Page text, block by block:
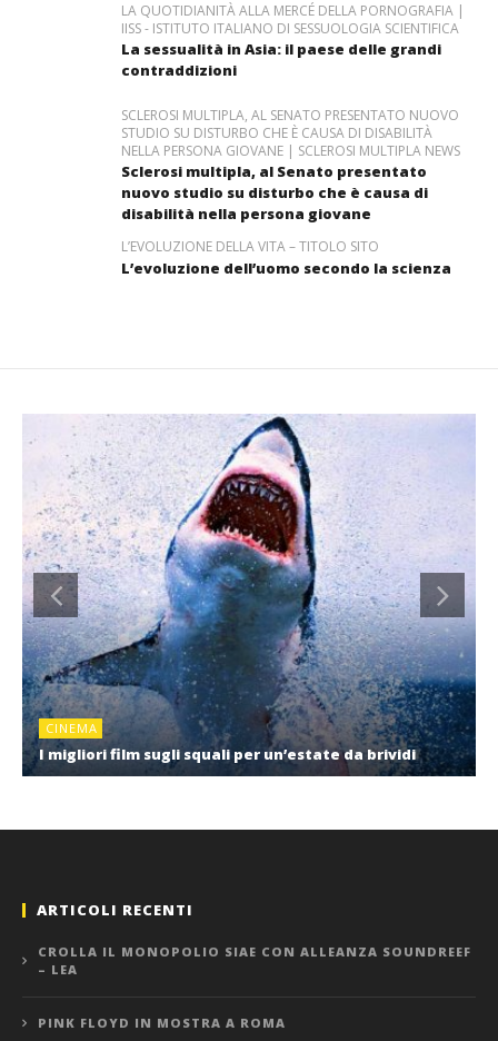
LA QUOTIDIANITÀ ALLA MERCÉ DELLA PORNOGRAFIA |
IISS - ISTITUTO ITALIANO DI SESSUOLOGIA SCIENTIFICA
La sessualità in Asia: il paese delle grandi
contraddizioni
SCLEROSI MULTIPLA, AL SENATO PRESENTATO NUOVO
STUDIO SU DISTURBO CHE È CAUSA DI DISABILITÀ
NELLA PERSONA GIOVANE | SCLEROSI MULTIPLA NEWS
Sclerosi multipla, al Senato presentato
nuovo studio su disturbo che è causa di
disabilità nella persona giovane
L’EVOLUZIONE DELLA VITA – TITOLO SITO
L’evoluzione dell’uomo secondo la scienza
CINEMA
I migliori film sugli squali per un’estate da brividi
ARTICOLI RECENTI
CROLLA IL MONOPOLIO SIAE CON ALLEANZA SOUNDREEF
– LEA
PINK FLOYD IN MOSTRA A ROMA